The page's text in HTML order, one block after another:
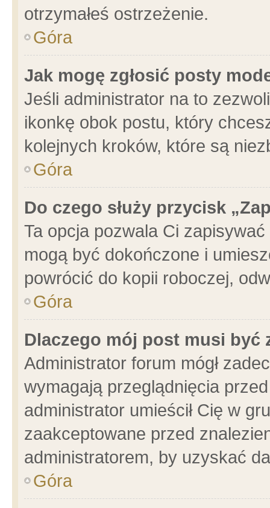
otrzymałeś ostrzeżenie.
Góra
Jak mogę zgłosić posty
Jeśli administrator na to
ikonkę obok postu, który
kolejnych kroków, które są
Góra
Do czego służy przycisk
Ta opcja pozwala Ci
mogą być dokończone i
powrócić do kopii roboczej,
Góra
Dlaczego mój post musi być
Administrator forum mógł
wymagają przeglądnięcia
administrator umieścił Cię w
zaakceptowane przed
administratorem, by uzyskać
Góra